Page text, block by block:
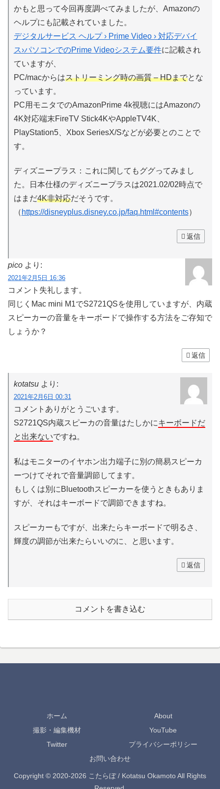
かもと思って今回再度調べてみましたが、Amazonの
ヘルプにも記載されていました。
デジタルサービス ヘルプ › Prime Video › 対応デバイ
ス›パソコンでのPrime Videoシステム要件に記載され
ていますが、
PC/macからはストリーミング時の画質 – HDまでとな
っています。
PC用モニタでのAmazonPrime 4k視聴にはAmazonの
4K対応端末FireTV Stick4KやAppleTV4K、
PlayStation5、Xbox SeriesX/Sなどが必要とのことで
す。
ディズニープラス：これに関してもググってみまし
た。日本仕様のディズニープラスは2021.02/02時点で
はまだ4K非対応だそうです。
（ https://disneyplus.disney.co.jp/faq.html#contents）
返信
pico より:
2021年2月5日 16:36
コメント失礼します。
同じくMac mini M1でS2721QSを使用していますが、内蔵
スピーカーの音量をキーボードで操作する方法をご存知で
しょうか？
返信
kotatsu より:
2021年2月6日 00:31
コメントありがとうごいます。
S2721QS内蔵スピーカの音量はたしかにキーボードだ
と出来ないですね。
私はモニターのイヤホン出力端子に別の簡易スピーカ
ーつけてそれで音量調節してます。
もしくは別にBluetoothスピーカーを使うときもありま
すが、それはキーボードで調節できますね。
スピーカーもですが、出来たらキーボードで明るさ、
輝度の調節が出来たらいいのに、と思います。
返信
コメントを書き込む
ホーム
About
撮影・編集機材
YouTube
Twitter
プライバシーポリシー
お問い合わせ
Copyright © 2020-2026 こたらぼ / Kotatsu Okamoto All Rights